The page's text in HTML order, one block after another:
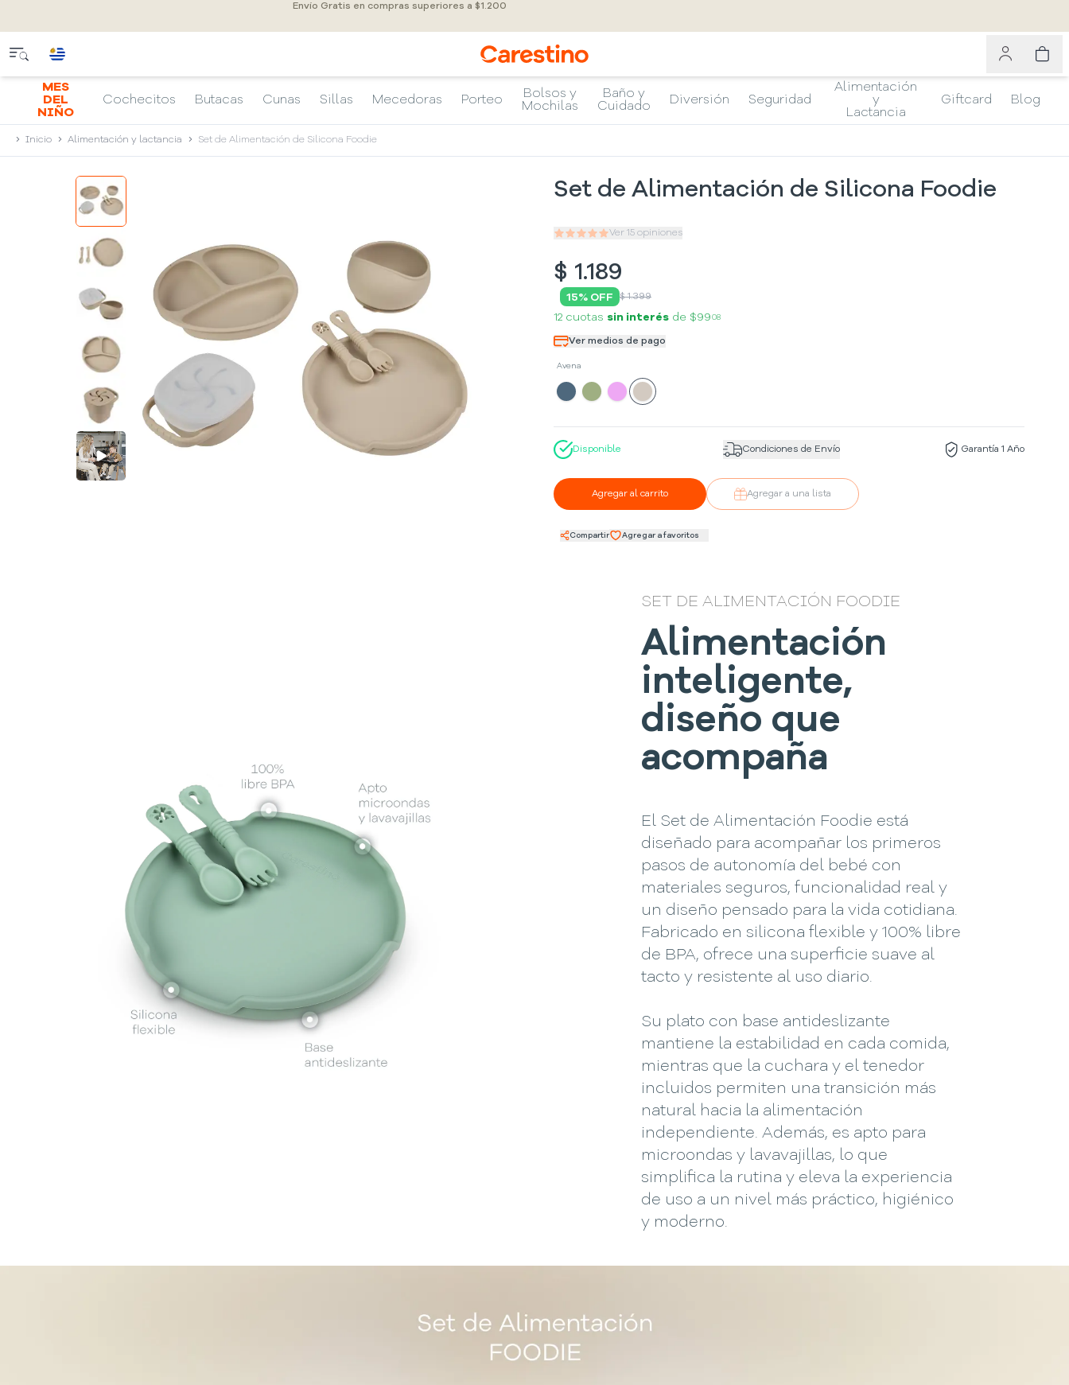
Envío Gratis en compras superiores a $1.200
MES
DEL
NIÑO
Cochecitos Butacas Cunas Sillas Mecedoras Porteo
Bolsos y
Mochilas
Baño y
Cuidado
Diversión Seguridad
Alimentación
y
Lactancia
Giftcard Blog
Inicio Alimentación y lactancia Set de Alimentación de Silicona Foodie
Set de Alimentación de Silicona Foodie
Ver 15 opiniones
$ 1.189
15% OFF $ 1.399
12 cuotas sin interés de $99 08
Ver medios de pago
Avena
Disponible Condiciones de Envío Garantía 1 Año
Agregar al carrito Agregar a una lista
Compartir Agregar a favoritos
SET DE ALIMENTACIÓN FOODIE
Alimentación
inteligente,
diseño que
acompaña
El Set de Alimentación Foodie está
diseñado para acompañar los primeros
pasos de autonomía del bebé con
materiales seguros, funcionalidad real y
un diseño pensado para la vida cotidiana.
Fabricado en silicona flexible y 100% libre
de BPA, ofrece una superficie suave al
tacto y resistente al uso diario.
Su plato con base antideslizante
mantiene la estabilidad en cada comida,
mientras que la cuchara y el tenedor
incluidos permiten una transición más
natural hacia la alimentación
independiente. Además, es apto para
microondas y lavavajillas, lo que
simplifica la rutina y eleva la experiencia
de uso a un nivel más práctico, higiénico
y moderno.